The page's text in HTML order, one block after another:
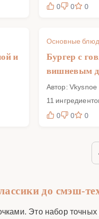
0 0 0
и
Основные
Бургер с
вишневым
Автор: Vkysnoe
11
0
0 0
до смэш-
Это набор